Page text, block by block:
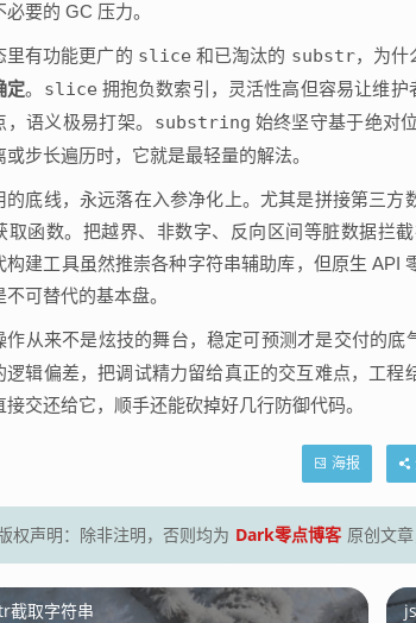
要的 GC 压力。
里有功能更广的 slice 和已淘汰的 substr，为什
定。 slice 拥抱负数索引，灵活性高但容易让维护
，语义极易打架。 substring 始终坚守基于绝对
或步长遍历时，它就是最轻量的解法。
的底线，永远落在入参净化上。尤其是拼接第三
取函数。把越界、非数字、反向区间等脏数据拦
构建工具虽然推崇各种字符串辅助库，但原生 API
可替代的基本盘。
作从来不是炫技的舞台，稳定可预测才是交付的底
逻辑偏差，把调试精力留给真正的交互难点，工
接交还给它，顺手还能砍掉好几行防御代码。
海报
权声明：除非注明，否则均为 Dark零点博客 原创文
截取字符串